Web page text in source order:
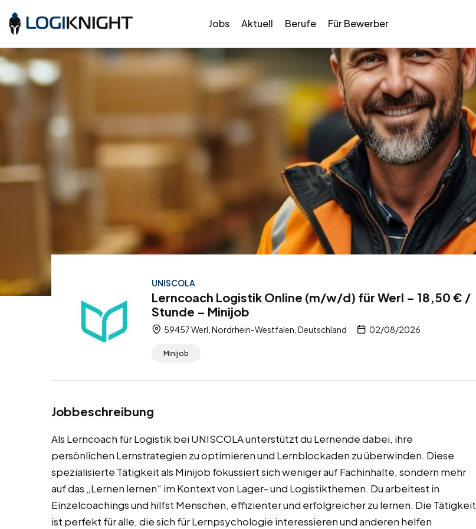
Jobs Aktuell Berufe Für Bewerber
UNISCOLA
Lerncoach Logistik Online (m/w/d) für Werl – 18,50 € /
Stunde – Minijob
59457 Werl, Nordrhein-Westfalen, Deutschland 02/08/2026
Minijob
Jobbeschreibung
Als Lerncoach für Logistik bei UNISCOLA unterstützt du Lernende dabei, ihre
persönlichen Lernstrategien zu optimieren und Lernblockaden zu überwinden. Diese
spezialisierte Tätigkeit als Minijob fokussiert sich weniger auf Fachinhalte, sondern mehr
auf das „Lernen lernen“ im Kontext von Lager- und Logistikthemen. Du arbeitest in
Einzelcoachings und hilfst Menschen, effizienter und erfolgreicher zu lernen. Die Tätigkeit
ist perfekt für alle, die sich für Lernpsychologie interessieren und anderen helfen